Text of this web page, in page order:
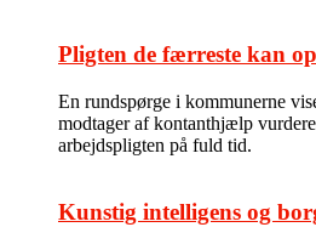
Pligten de færreste kan
En rundspørge i kommunerne
modtager af kontanthjælp
arbejdspligten på fuld tid.
Kunstig intelligens og